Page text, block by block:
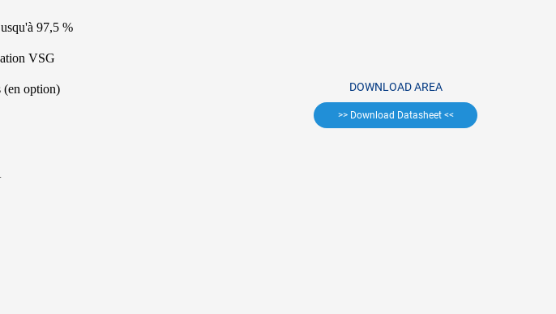
97,5 %
VSG
(en option) DOWNLOAD AREA
>> Download Datasheet <<